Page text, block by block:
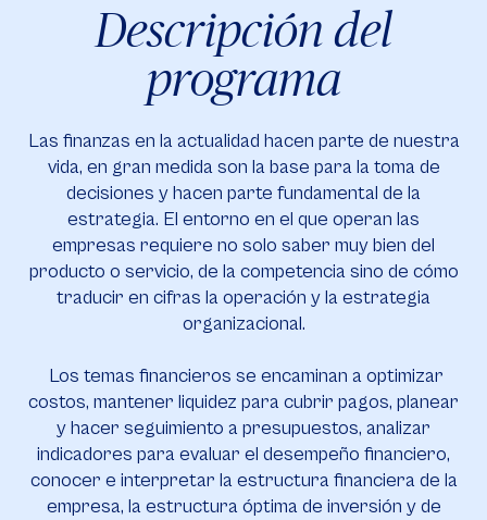
Descripción del
programa
Las finanzas en la actualidad hacen parte de nuestra
vida, en gran medida son la base para la toma de
decisiones y hacen parte fundamental de la
estrategia. El entorno en el que operan las
empresas requiere no solo saber muy bien del
producto o servicio, de la competencia sino de cómo
traducir en cifras la operación y la estrategia
organizacional.
Los temas financieros se encaminan a optimizar
costos, mantener liquidez para cubrir pagos, planear
y hacer seguimiento a presupuestos, analizar
indicadores para evaluar el desempeño financiero,
conocer e interpretar la estructura financiera de la
empresa, la estructura óptima de inversión y de